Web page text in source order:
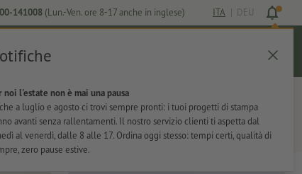
141008 (Lun.-Ven. ore 8-17 anche in inglese) ITA | DEU
noi l'estate non è mai una pausa
a luglio e agosto ci trovi sempre pronti: i tuoi progetti di stampa
avanti senza rallentamenti. Il nostro servizio clienti ti aspetta dal
al venerdì, dalle 8 alle 17. Ordina oggi stesso: tempi certi, qualità di
zero pause estive.
Carrello
Per l'ufficio Adesivi